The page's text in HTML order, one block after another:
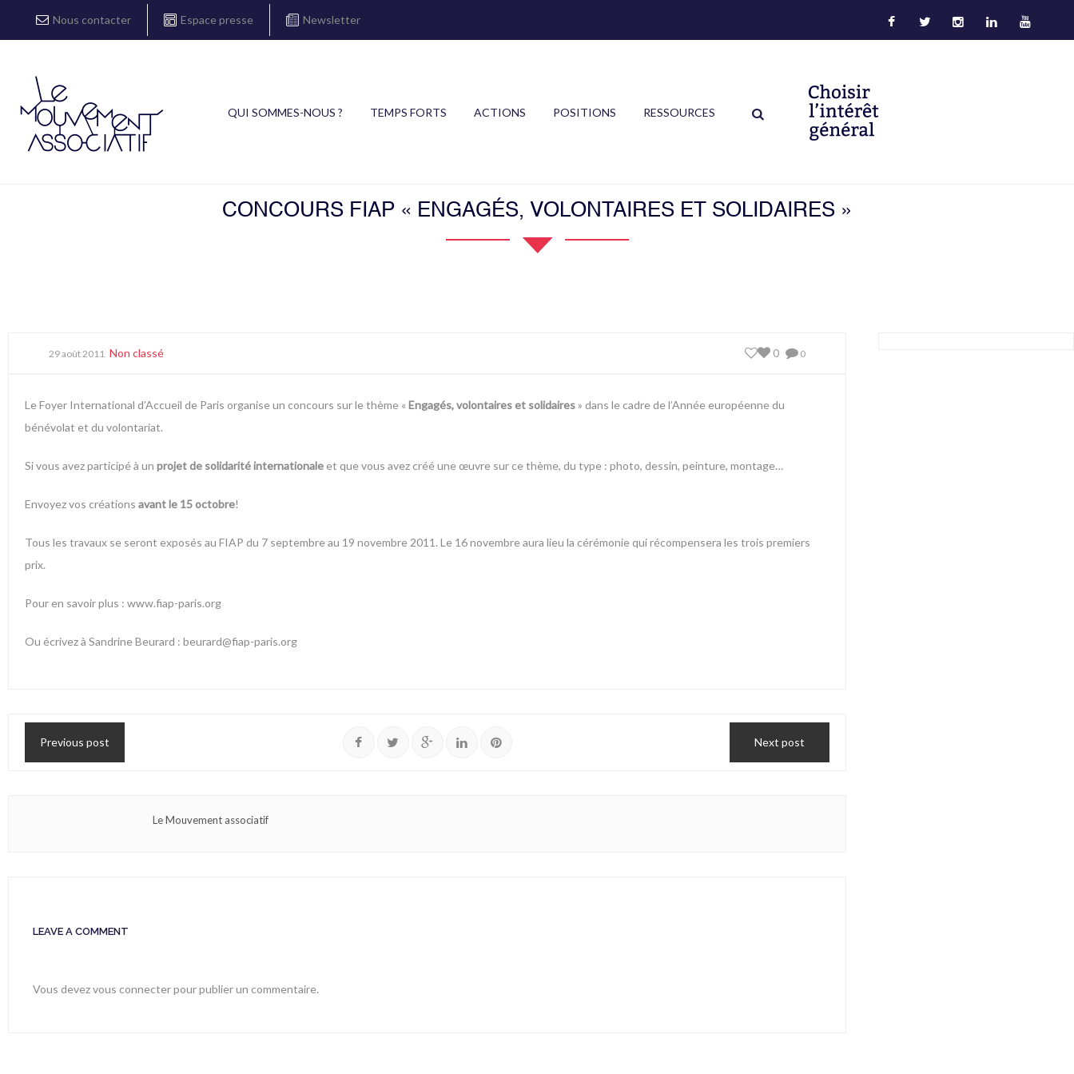
Nous contacter Espace presse Newsletter
QUI SOMMES-NOUS ? TEMPS FORTS ACTIONS POSITIONS RESSOURCES
CONCOURS FIAP « ENGAGÉS, VOLONTAIRES ET SOLIDAIRES »
29 août 2011 Non classé 0
0
Le Foyer International d’Accueil de Paris organise un concours sur le thème «Engagés, volontaires et solidaires» dans le cadre de l’Année européenne du
bénévolat et du volontariat.
Si vous avez participé à un projet de solidarité internationale et que vous avez créé une œuvre sur ce thème, du type : photo, dessin, peinture, montage…
Envoyez vos créations avant le 15 octobre!
Tous les travaux se seront exposés au FIAP du 7 septembre au 19 novembre 2011. Le 16 novembre aura lieu la cérémonie qui récompensera les trois premiers
prix.
Pour en savoir plus : www.fiap-paris.org
Ou écrivez à Sandrine Beurard : beurard@fiap-paris.org
Previous post Next post
Le Mouvement associatif
LEAVE A COMMENT
Vous devezvous connecterpour publier un commentaire.